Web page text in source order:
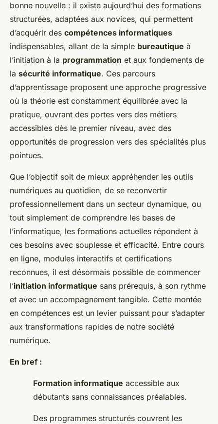
bonne nouvelle : il existe aujourd’hui des formations
structurées, adaptées aux novices, qui permettent
d’acquérir des compétences informatiques
indispensables, allant de la simple bureautique à
l’initiation à la programmation et aux fondements de
la sécurité informatique. Ces parcours
d’apprentissage proposent une approche progressive
où la théorie est constamment équilibrée avec la
pratique, ouvrant des portes vers des métiers
accessibles dès le premier niveau, avec des
opportunités de progression vers des spécialités plus
pointues.
Que l’objectif soit de mieux appréhender les outils
numériques au quotidien, de se reconvertir
professionnellement dans un secteur dynamique, ou
tout simplement de comprendre les bases de
l’informatique, les formations actuelles répondent à
ces besoins avec souplesse et efficacité. Entre cours
en ligne, modules interactifs et certifications
reconnues, il est désormais possible de commencer
l’initiation informatique sans prérequis, à son rythme
et avec un accompagnement tangible. Cette montée
en compétences est un levier puissant pour s’adapter
aux transformations rapides de notre société
numérique.
En bref :
Formation informatique accessible aux
débutants sans connaissances préalables.
Des programmes structurés couvrent les